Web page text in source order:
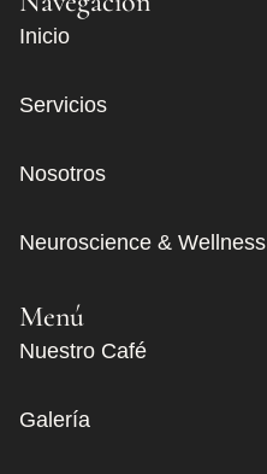
Inicio
Servicios
Nosotros
Neuroscience & Wellness
Menú
Nuestro Café
Galería